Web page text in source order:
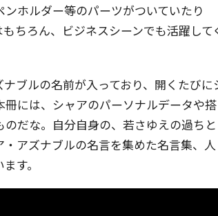
ホルダー等のパーツがついていたり
ちろん、ビジネスシーンでも活躍して
ブルの名前が入っており、開くたびに
には、シャアのパーソナルデータや搭
だな。自分自身の、若さゆえの過ちと
アズナブルの名言を集めた名言集、人
す。